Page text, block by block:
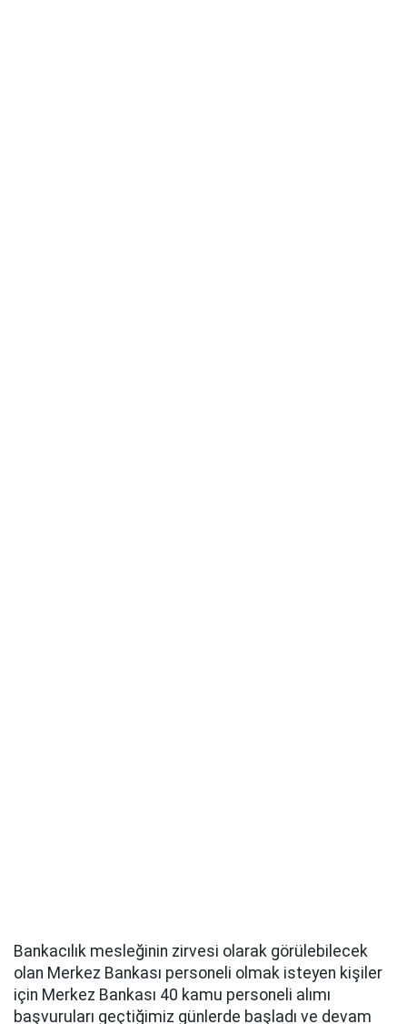
Bankacılık mesleğinin zirvesi olarak görülebilecek
olan Merkez Bankası personeli olmak isteyen kişiler
için Merkez Bankası 40 kamu personeli alımı
başvuruları geçtiğimiz günlerde başladı ve devam